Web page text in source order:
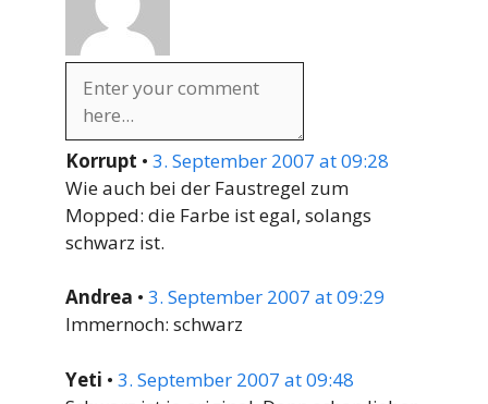
Korrupt • 3. September 2007 at 09:28
Wie auch bei der Faustregel zum
Mopped: die Farbe ist egal, solangs
schwarz ist.
Andrea • 3. September 2007 at 09:29
Immernoch: schwarz
Yeti • 3. September 2007 at 09:48